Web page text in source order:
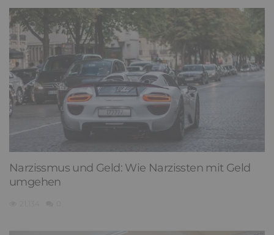
Narzissmus und Geld: Wie Narzissten mit Geld
umgehen